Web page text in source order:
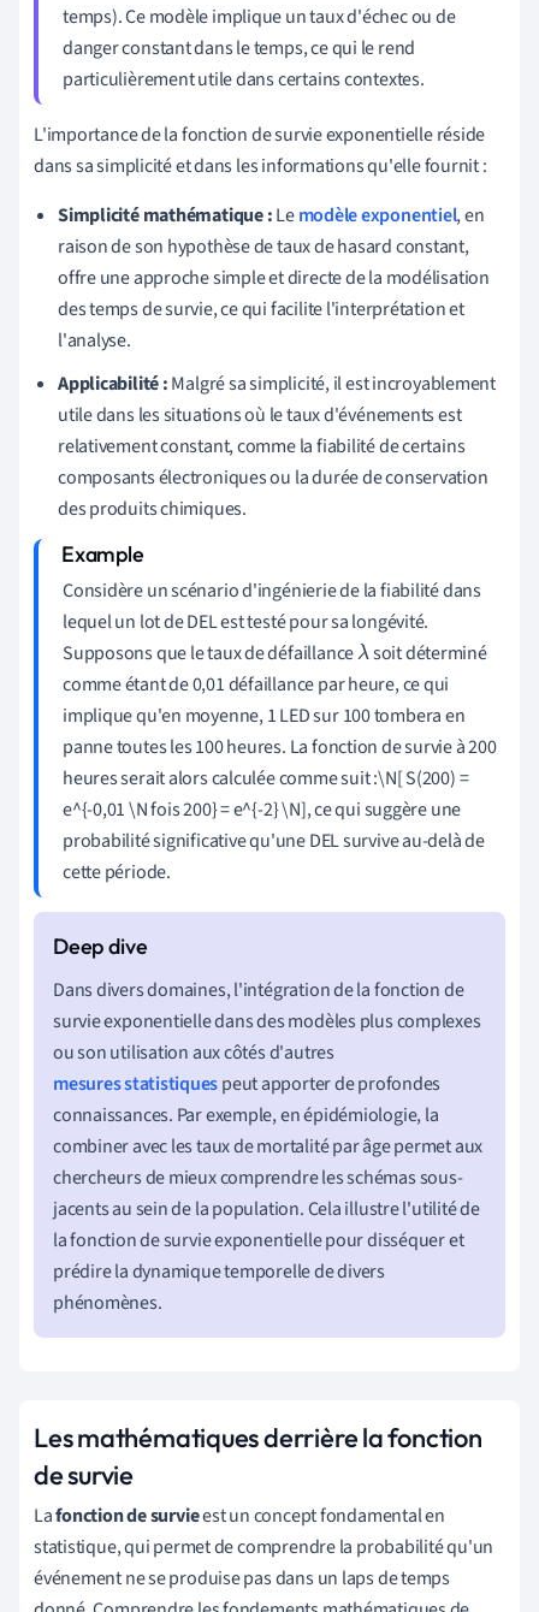
temps). Ce modèle implique un taux d'échec ou de
danger constant dans le temps, ce qui le rend
particulièrement utile dans certains contextes.
L'importance de la fonction de survie exponentielle réside
dans sa simplicité et dans les informations qu'elle fournit :
Simplicité mathématique :Lemodèle exponentiel, en
raison de son hypothèse de taux de hasard constant,
offre une approche simple et directe de la modélisation
des temps de survie, ce qui facilite l'interprétation et
l'analyse.
Applicabilité :Malgré sa simplicité, il est incroyablement
utile dans les situations où le taux d'événements est
relativement constant, comme la fiabilité de certains
composants électroniques ou la durée de conservation
des produits chimiques.
Considère un scénario d'ingénierie de la fiabilité dans
lequel un lot de DEL est testé pour sa longévité.
Supposons que le taux de défaillanceλ soit déterminé
comme étant de 0,01 défaillance par heure, ce qui
implique qu'en moyenne, 1 LED sur 100 tombera en
panne toutes les 100 heures. La fonction de survie à 200
heures serait alors calculée comme suit :\N[ S(200) =
e^{-0,01 \N fois 200} = e^{-2} \N], ce qui suggère une
probabilité significative qu'une DEL survive au-delà de
cette période.
Dans divers domaines, l'intégration de la fonction de
survie exponentielle dans des modèles plus complexes
ou son utilisation aux côtés d'autres
mesures statistiquespeut apporter de profondes
connaissances. Par exemple, en épidémiologie, la
combiner avec les taux de mortalité par âge permet aux
chercheurs de mieux comprendre les schémas sous-
jacents au sein de la population. Cela illustre l'utilité de
la fonction de survie exponentielle pour disséquer et
prédire la dynamique temporelle de divers
phénomènes.
Les mathématiques derrière la fonction
de survie
Lafonction de survieest un concept fondamental en
statistique, qui permet de comprendre la probabilité qu'un
événement ne se produise pas dans un laps de temps